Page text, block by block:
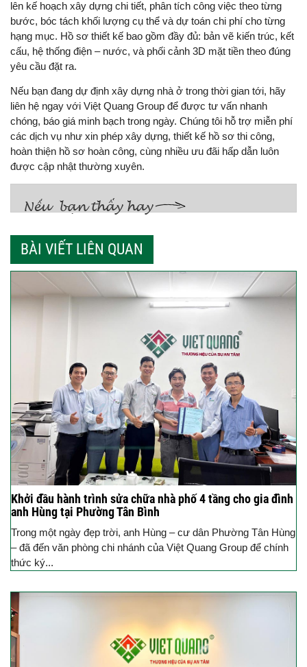
lên kế hoạch xây dựng chi tiết, phân tích công việc theo từng
bước, bóc tách khối lượng cụ thể và dự toán chi phí cho từng
hạng mục. Hồ sơ thiết kế bao gồm đầy đủ: bản vẽ kiến trúc, kết
cấu, hệ thống điện – nước, và phối cảnh 3D mặt tiền theo đúng
yêu cầu đặt ra.
Nếu bạn đang dự định xây dựng nhà ở trong thời gian tới, hãy
liên hệ ngay với Việt Quang Group để được tư vấn nhanh
chóng, báo giá minh bạch trong ngày. Chúng tôi hỗ trợ miễn phí
các dịch vụ như xin phép xây dựng, thiết kế hồ sơ thi công,
hoàn thiện hồ sơ hoàn công, cùng nhiều ưu đãi hấp dẫn luôn
được cập nhật thường xuyên.
BÀI VIẾT LIÊN QUAN
Khởi đầu hành trình sửa chữa nhà phố 4 tầng cho gia đình
anh Hùng tại Phường Tân Bình
Trong một ngày đẹp trời, anh Hùng – cư dân Phường Tân Hùng
– đã đến văn phòng chi nhánh của Việt Quang Group để chính
thức ký...